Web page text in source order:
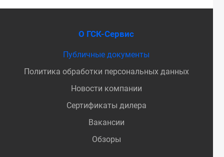
О ГСК-Сервис
Публичные документы
Политика обработки персональных данных
Новости компании
Сертификаты дилера
Вакансии
Обзоры